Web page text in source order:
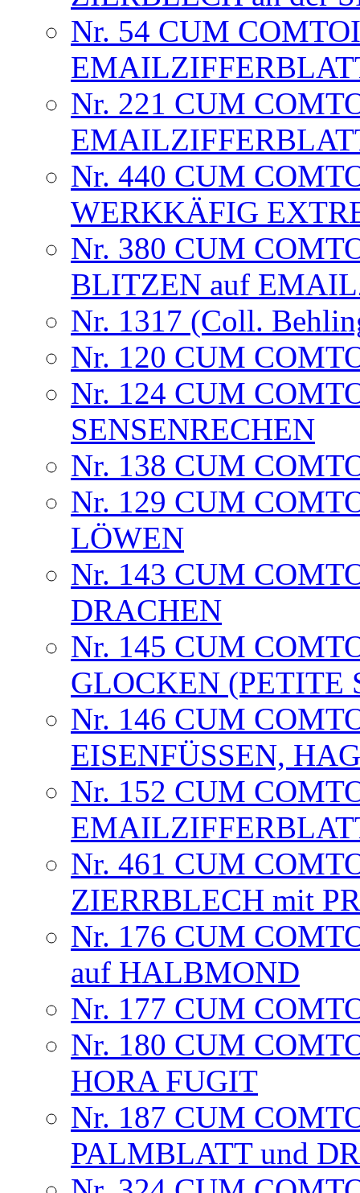
Nr. 54 CUM
Nr. 221 CUM
Nr. 440 CUM
WERKKÄFIG
Nr. 380 CUM
BLITZEN auf
Nr. 1317 (Coll.
Nr. 120 CUM
Nr. 124 CUM
SENSENRECHEN
Nr. 138 CUM
Nr. 129 CUM
LÖWEN
Nr. 143 CUM
DRACHEN
Nr. 145 CUM
GLOCKEN (PETITE
Nr. 146 CUM
EISENFÜSSEN,
Nr. 152 CUM
Nr. 461 CUM
ZIERRBLECH mit
Nr. 176 CUM
auf HALBMOND
Nr. 177 CUM
Nr. 180 CUM
HORA FUGIT
Nr. 187 CUM
PALMBLATT und